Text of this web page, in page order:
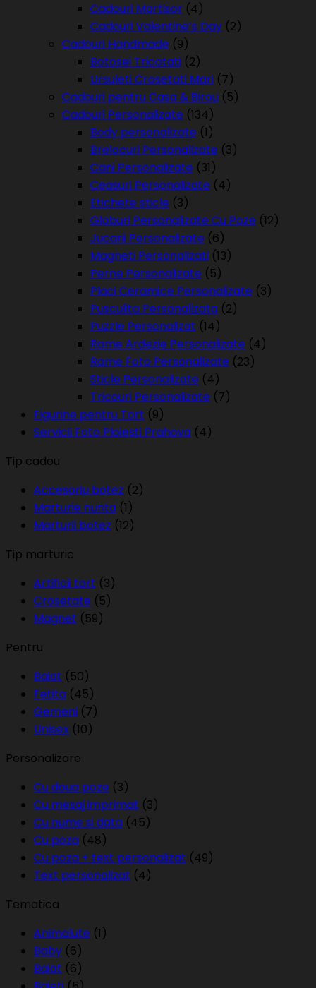
Cadouri Martisor (4)
Cadouri Valentine’s Day (2)
Cadouri Handmade (9)
Botosei Tricotati (2)
Ursuleti Crosetati Mari (7)
Cadouri pentru Casa & Birou (5)
Cadouri Personalizate (134)
Body personalizate (1)
Brelocuri Personalizate (3)
Cani Personalizate (31)
Ceasuri Personalizate (4)
Etichete sticle (3)
Globuri Personalizate Cu Poze (12)
Jucarii Personalizate (6)
Magneti Personalizati (13)
Perne Personalizate (5)
Placi Ceramice Personalizate (3)
Pusculita Personalizata (2)
Puzzle Personalizat (14)
Rame Ardezie Personalizate (4)
Rame Foto Personalizate (23)
Sticle Personalizate (4)
Tricouri Personalizate (7)
Figurine pentru Tort (9)
Servicii Foto Ploiesti Prahova (4)
Tip cadou
Accesoriu botez (2)
Marturie nunta (1)
Marturii botez (12)
Tip marturie
Artificii tort (3)
Crosetate (5)
Magnet (59)
Pentru
Baiat (50)
Fetita (45)
Gemeni (7)
Unisex (10)
Personalizare
Cu doua poze (3)
Cu mesaj imprimat (3)
Cu nume si data (45)
Cu poza (48)
Cu poza + text personalizat (49)
Text personalizat (4)
Tematica
Animalute (1)
Baby (6)
Baiat (6)